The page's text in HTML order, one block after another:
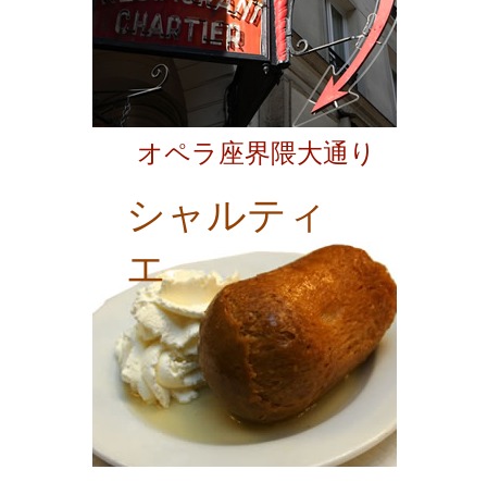
シャルティ
エ
オペラ座界隈大通り